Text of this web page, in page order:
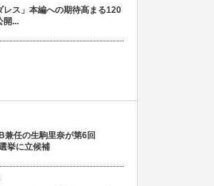
レス」本編への期待高まる120
開...
兼任の生駒里奈が第6回
挙に立候補